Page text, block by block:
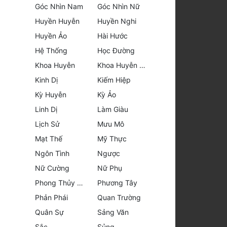
Góc Nhìn Nam
Góc Nhìn Nữ
Huyền Huyễn
Huyền Nghi
Huyền Ảo
Hài Hước
Hệ Thống
Học Đường
Khoa Huyễn
Khoa Huyễn Không Gian
Kinh Dị
Kiếm Hiệp
Kỳ Huyễn
Kỳ Ảo
Linh Dị
Làm Giàu
Lịch Sử
Mưu Mô
Mạt Thế
Mỹ Thực
Ngôn Tình
Ngược
Nữ Cường
Nữ Phụ
Phong Thủy - Tâm Linh
Phương Tây
Phản Phái
Quan Trường
Quân Sự
Sảng Văn